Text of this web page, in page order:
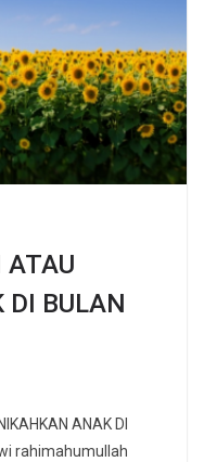
BULAN
ANAK DI
rahimahumullah